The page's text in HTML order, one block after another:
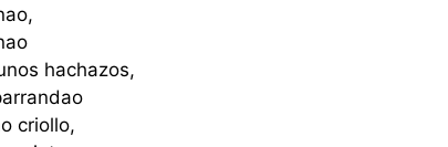
hachazos,
criollo,